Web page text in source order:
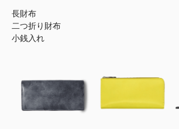
長財布
二つ折り財布
小銭入れ